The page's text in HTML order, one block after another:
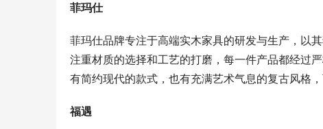
菲玛仕
菲玛仕品牌专注于高端实木家具的研发与生产，以
注重材质的选择和工艺的打磨，每一件产品都经过
有简约现代的款式，也有充满艺术气息的复古风格
福遇